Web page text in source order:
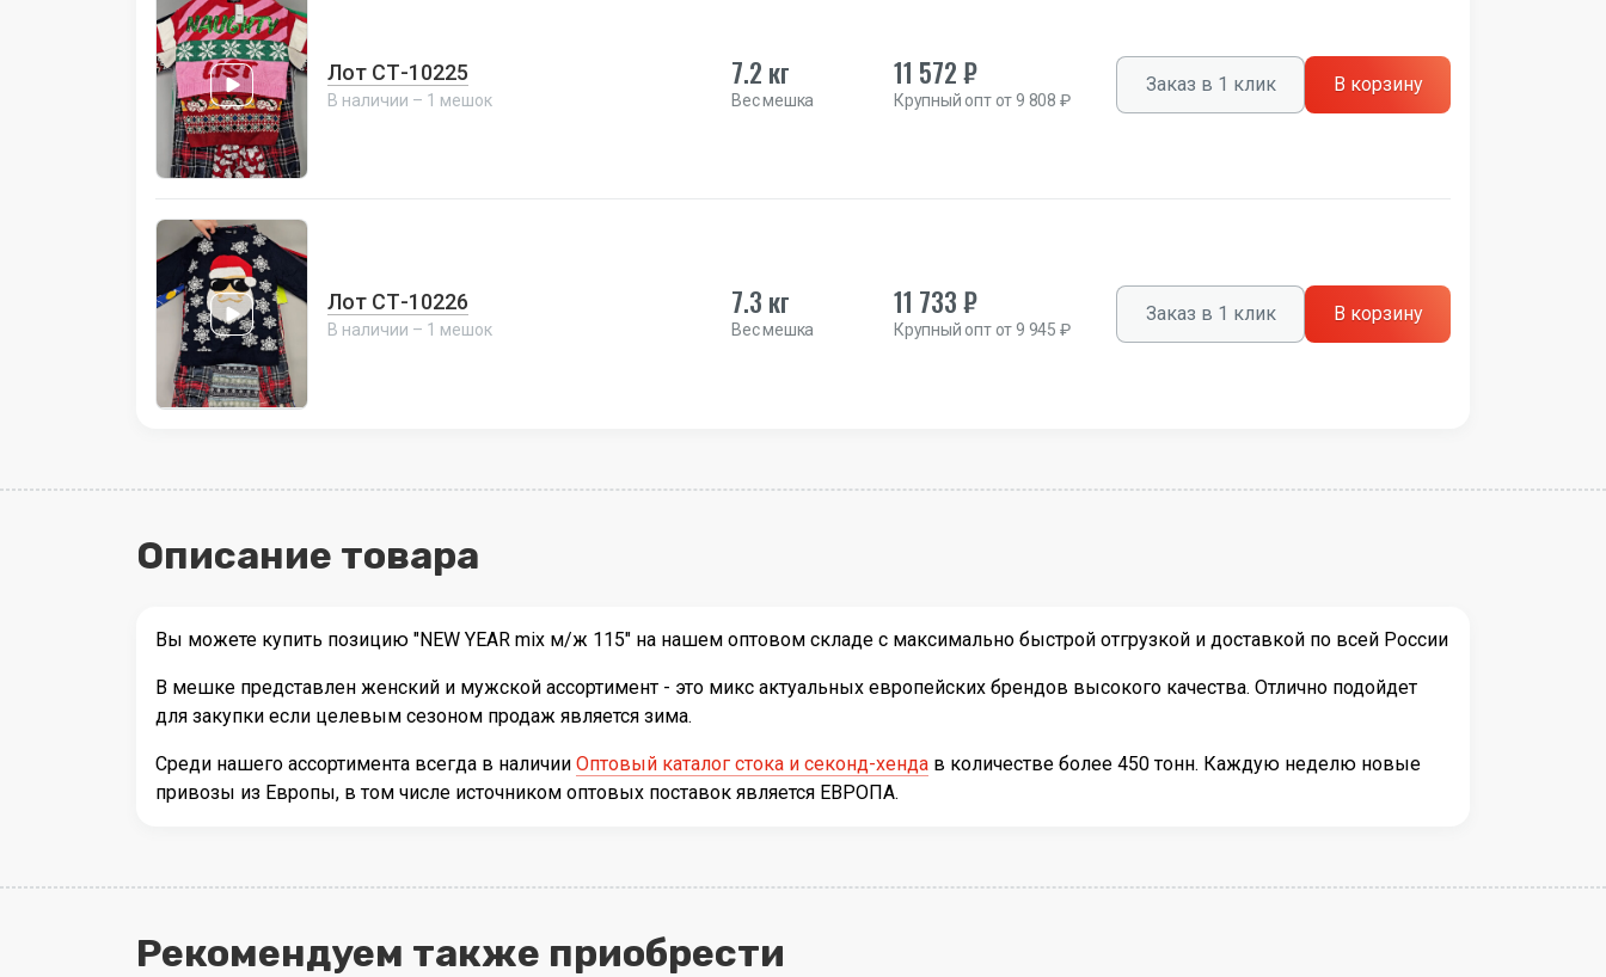
Лот СТ-10225
В наличии – 1 мешок
7.2 кг
Вес мешка
11 572 ₽
Крупный опт от 9 808 ₽
Заказ в 1 клик В корзину
Лот СТ-10226
В наличии – 1 мешок
7.3 кг
Вес мешка
11 733 ₽
Крупный опт от 9 945 ₽
Заказ в 1 клик В корзину
Описание товара
Вы можете купить позицию "NEW YEAR mix м/ж 115" на нашем оптовом складе с максимально быстрой отгрузкой и доставкой по всей России
В мешке представлен женский и мужской ассортимент - это микс актуальных европейских брендов высокого качества. Отлично подойдет
для закупки если целевым сезоном продаж является зима.
Среди нашего ассортимента всегда в наличии Оптовый каталог стока и секонд-хенда в количестве более 450 тонн. Каждую неделю новые
привозы из Европы, в том числе источником оптовых поставок является ЕВРОПА.
Рекомендуем также приобрести